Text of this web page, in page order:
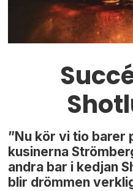
”Nu kör vi tio barer
kusinerna
andra bar i kedjan
blir drömmen